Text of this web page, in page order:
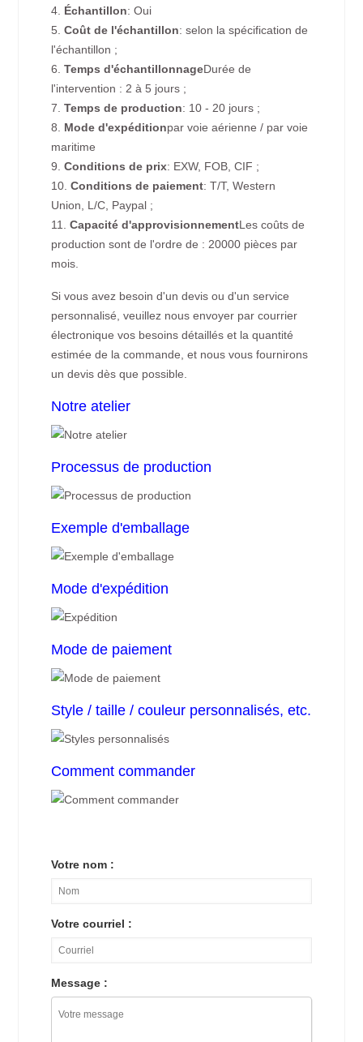
4. Échantillon: Oui
5.Coût de l'échantillon: selon la spécification de
l'échantillon ;
6.Temps d'échantillonnageDurée de
l'intervention : 2 à 5 jours ;
7.Temps de production: 10 - 20 jours ;
8. Mode d'expéditionpar voie aérienne / par voie
maritime
9.Conditions de prix: EXW, FOB, CIF ;
10.Conditions de paiement: T/T, Western
Union, L/C, Paypal ;
11.Capacité d'approvisionnementLes coûts de
production sont de l'ordre de : 20000 pièces par
mois.
Si vous avez besoin d'un devis ou d'un service
personnalisé, veuillez nous envoyer par courrier
électronique vos besoins détaillés et la quantité
estimée de la commande, et nous vous fournirons
un devis dès que possible.
Notre atelier
Processus de production
Exemple d'emballage
Mode d'expédition
Mode de paiement
Style / taille / couleur personnalisés, etc.
Comment commander
Votre nom :
Votre courriel :
Message :